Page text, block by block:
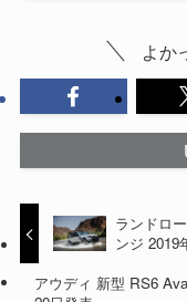
よか
ランドロ
ンジ 2019
アウディ 新型 RS6